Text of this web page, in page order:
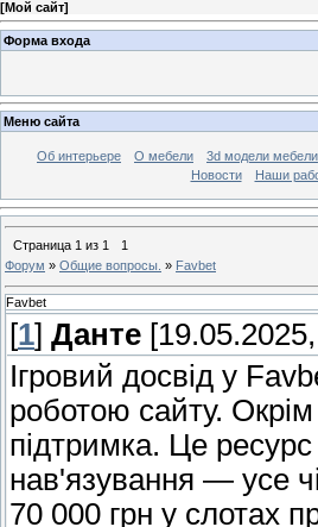
[Мой сайт]
Форма входа
Меню сайта
Об интерьере О мебели 3d модели мебели
Новости
Наши
Страница 1 из 1
1
Форум » Общие вопросы. » Favbet
Favbet
[1] Данте
Ігровий досвід у
роботою сайту.
підтримка. Це
нав'язування — усе
70 000 грн у слотах